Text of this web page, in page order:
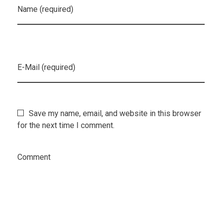
Name (required)
E-Mail (required)
Save my name, email, and website in this browser
for the next time I comment.
Comment